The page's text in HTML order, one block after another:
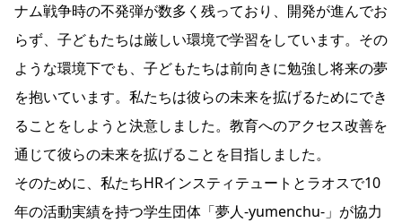
ナム戦争時の不発弾が数多く残っており、開発が進んでお
らず、子どもたちは厳しい環境で学習をしています。その
ような環境下でも、子どもたちは前向きに勉強し将来の夢
を抱いています。私たちは彼らの未来を拡げるためにでき
ることをしようと決意しました。教育へのアクセス改善を
通じて彼らの未来を拡げることを目指しました。
そのために、私たちHRインスティテュートとラオスで10
年の活動実績を持つ学生団体「夢人-yumenchu-」が協力